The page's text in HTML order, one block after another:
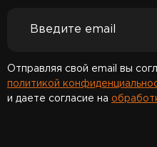
Отправляя свой email вы
политикой
и даете согласие на